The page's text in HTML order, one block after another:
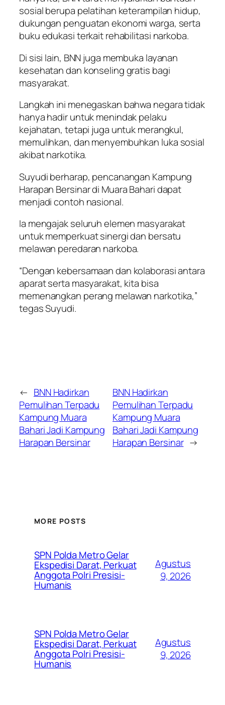
sosial berupa pelatihan keterampilan hidup,
dukungan penguatan ekonomi warga, serta
buku edukasi terkait rehabilitasi narkoba.
Di sisi lain, BNN juga membuka layanan
kesehatan dan konseling gratis bagi
masyarakat.
Langkah ini menegaskan bahwa negara tidak
hanya hadir untuk menindak pelaku
kejahatan, tetapi juga untuk merangkul,
memulihkan, dan menyembuhkan luka sosial
akibat narkotika.
Suyudi berharap, pencanangan Kampung
Harapan Bersinar di Muara Bahari dapat
menjadi contoh nasional.
Ia mengajak seluruh elemen masyarakat
untuk memperkuat sinergi dan bersatu
melawan peredaran narkoba.
“Dengan kebersamaan dan kolaborasi antara
aparat serta masyarakat, kita bisa
memenangkan perang melawan narkotika,”
tegas Suyudi.
← BNN Hadirkan
Pemulihan Terpadu
Kampung Muara
Bahari Jadi Kampung
Harapan Bersinar
BNN Hadirkan
Pemulihan Terpadu
Kampung Muara
Bahari Jadi Kampung
Harapan Bersinar →
MORE POSTS
SPN Polda Metro Gelar
Ekspedisi Darat, Perkuat
Anggota Polri Presisi-
Humanis
Agustus
9, 2026
SPN Polda Metro Gelar
Ekspedisi Darat, Perkuat
Anggota Polri Presisi-
Humanis
Agustus
9, 2026